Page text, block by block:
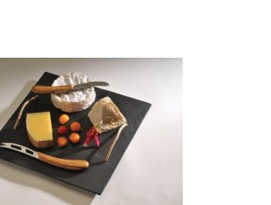
ACHETER